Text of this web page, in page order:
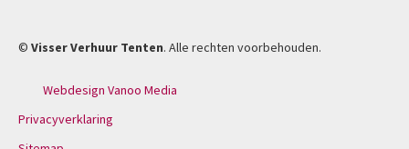
© Visser Verhuur Tenten. Alle rechten voorbehouden.
Webdesign Vanoo Media
Privacyverklaring